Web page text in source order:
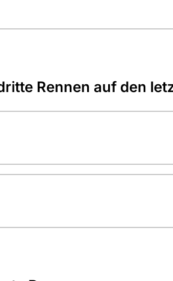
Rennen auf den